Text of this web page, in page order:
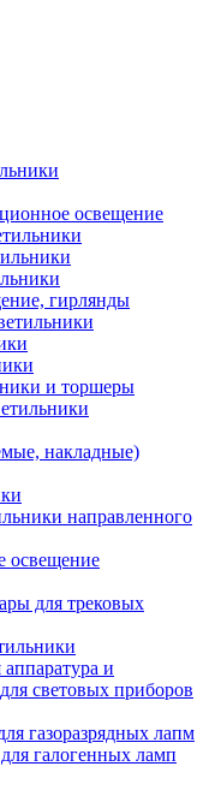
освещение
гирлянды
и торшеры
накладные)
направленного
освещение
для трековых
и
световых приборов
газоразрядных лапм
галогенных ламп